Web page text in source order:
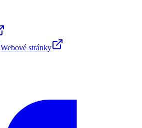
Webové stránky